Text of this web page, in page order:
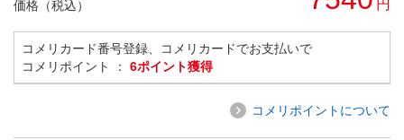
価格（税込）
円
コメリカード番号登録、コメリカードでお支払いで
コメリポイント ： 6ポイント獲得
コメリポイントについて